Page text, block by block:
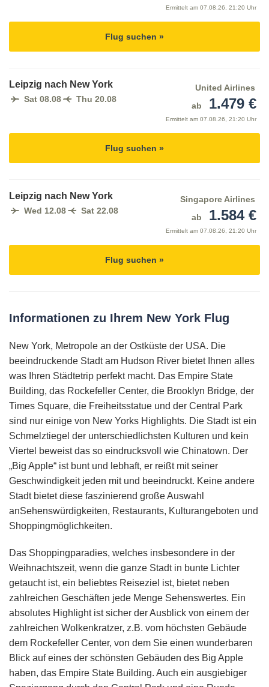
Ermittelt am 07.08.26, 21:20 Uhr
Flug suchen »
Leipzig nach New York
Sat 08.08 Thu 20.08
United Airlines
ab
1.479 €
Ermittelt am 07.08.26, 21:20 Uhr
Flug suchen »
Leipzig nach New York
Wed 12.08 Sat 22.08
Singapore Airlines
ab
1.584 €
Ermittelt am 07.08.26, 21:20 Uhr
Flug suchen »
Informationen zu Ihrem New York Flug
New York, Metropole an der Ostküste der USA. Die
beeindruckende Stadt am Hudson River bietet Ihnen alles
was Ihren Städtetrip perfekt macht. Das Empire State
Building, das Rockefeller Center, die Brooklyn Bridge, der
Times Square, die Freiheitsstatue und der Central Park
sind nur einige von New Yorks Highlights. Die Stadt ist ein
Schmelztiegel der unterschiedlichsten Kulturen und kein
Viertel beweist das so eindrucksvoll wie Chinatown. Der
„Big Apple“ ist bunt und lebhaft, er reißt mit seiner
Geschwindigkeit jeden mit und beeindruckt. Keine andere
Stadt bietet diese faszinierend große Auswahl
anSehenswürdigkeiten, Restaurants, Kulturangeboten und
Shoppingmöglichkeiten.
Das Shoppingparadies, welches insbesondere in der
Weihnachtszeit, wenn die ganze Stadt in bunte Lichter
getaucht ist, ein beliebtes Reiseziel ist, bietet neben
zahlreichen Geschäften jede Menge Sehenswertes. Ein
absolutes Highlight ist sicher der Ausblick von einem der
zahlreichen Wolkenkratzer, z.B. vom höchsten Gebäude
dem Rockefeller Center, von dem Sie einen wunderbaren
Blick auf eines der schönsten Gebäuden des Big Apple
haben, das Empire State Building. Auch ein ausgiebiger